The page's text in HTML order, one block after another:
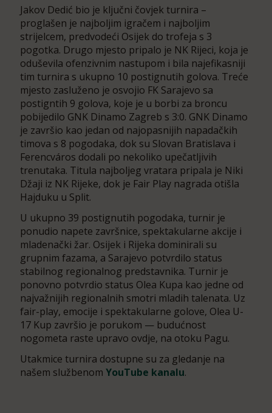
Jakov Dedić bio je ključni čovjek turnira –
proglašen je najboljim igračem i najboljim
strijelcem, predvodeći Osijek do trofeja s 3
pogotka. Drugo mjesto pripalo je NK Rijeci, koja je
oduševila ofenzivnim nastupom i bila najefikasniji
tim turnira s ukupno 10 postignutih golova. Treće
mjesto zasluženo je osvojio FK Sarajevo sa
postigntih 9 golova, koje je u borbi za broncu
pobijedilo GNK Dinamo Zagreb s 3:0. GNK Dinamo
je završio kao jedan od najopasnijih napadačkih
timova s 8 pogodaka, dok su Slovan Bratislava i
Ferencváros dodali po nekoliko upečatljivih
trenutaka. Titula najboljeg vratara pripala je Niki
Džaji iz NK Rijeke, dok je Fair Play nagrada otišla
Hajduku u Split.
U ukupno 39 postignutih pogodaka, turnir je
ponudio napete završnice, spektakularne akcije i
mladenački žar. Osijek i Rijeka dominirali su
grupnim fazama, a Sarajevo potvrdilo status
stabilnog regionalnog predstavnika. Turnir je
ponovno potvrdio status Olea Kupa kao jedne od
najvažnijih regionalnih smotri mladih talenata. Uz
fair-play, emocije i spektakularne golove, Olea U-
17 Kup završio je porukom — budućnost
nogometa raste upravo ovdje, na otoku Pagu.
Utakmice turnira dostupne su za gledanje na
našem službenom YouTube kanalu.